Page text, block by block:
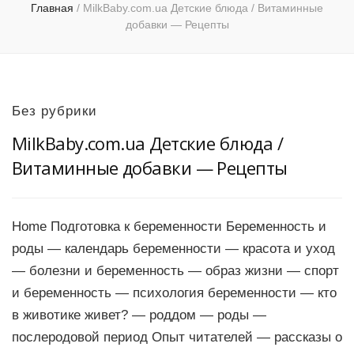
Главная / MilkBaby.com.ua Детские блюда / Витаминные
добавки — Рецепты
Без рубрики
MilkBaby.com.ua Детские блюда /
Витаминные добавки — Рецепты
Home Подготовка к беременности Беременность и
роды — календарь беременности — красота и уход
— болезни и беременность — образ жизни — спорт
и беременность — психология беременности — кто
в животике живет? — роддом — роды —
послеродовой период Опыт читателей — рассказы о